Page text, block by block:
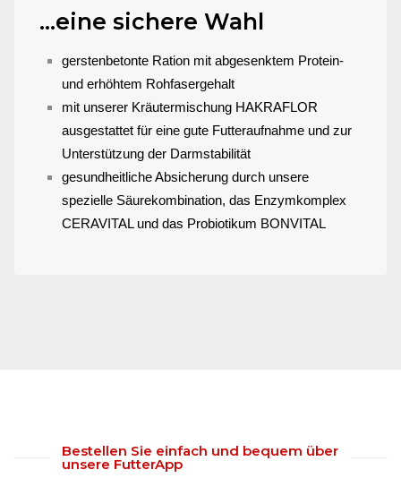
...eine sichere Wahl
gerstenbetonte Ration mit abgesenktem Protein-
und erhöhtem Rohfasergehalt
mit unserer Kräutermischung HAKRAFLOR
ausgestattet für eine gute Futteraufnahme und zur
Unterstützung der Darmstabilität
gesundheitliche Absicherung durch unsere
spezielle Säurekombination, das Enzymkomplex
CERAVITAL und das Probiotikum BONVITAL
Bestellen Sie einfach und bequem über
unsere FutterApp